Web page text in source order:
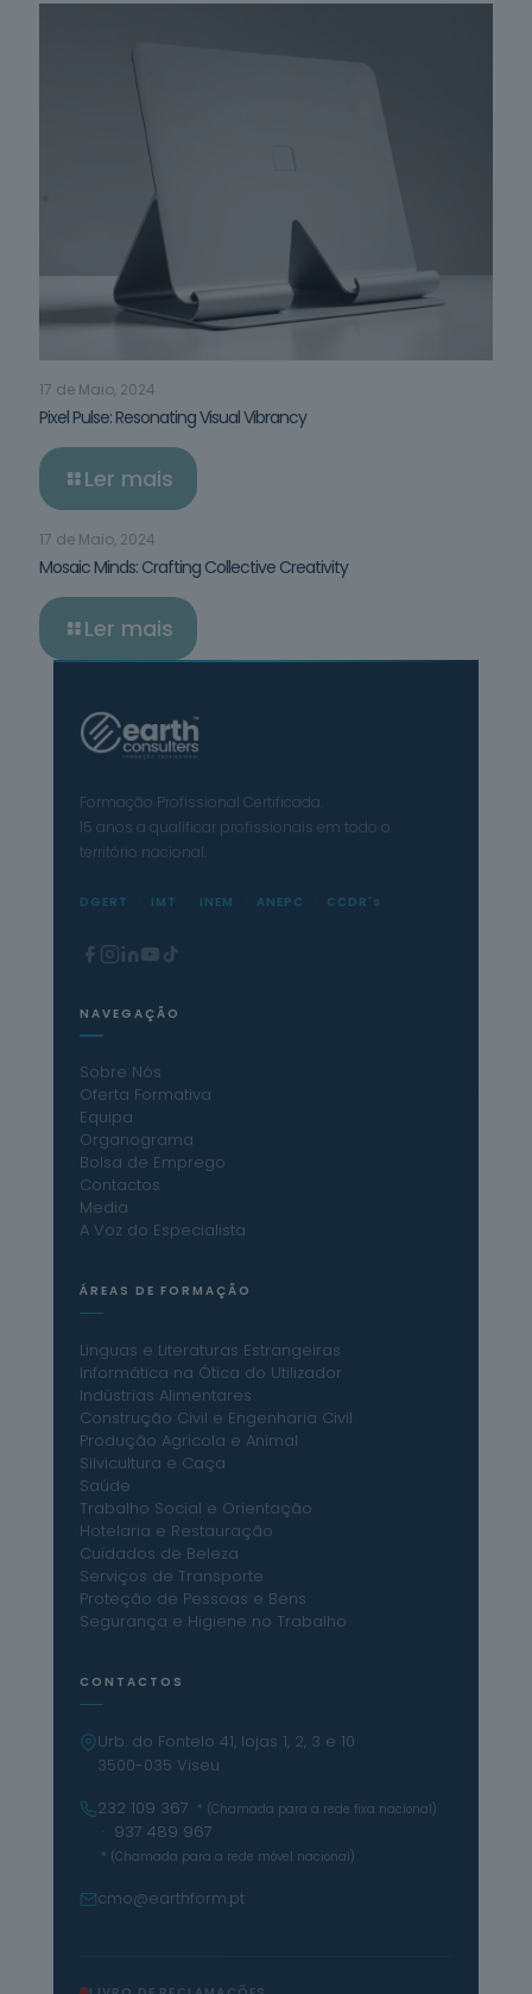
17 de Maio, 2024
Pixel Pulse: Resonating Visual Vibrancy
Ler mais
17 de Maio, 2024
Mosaic Minds: Crafting Collective Creativity
Ler mais
Formação Profissional Certificada.
15 anos a qualificar profissionais em todo o
território nacional.
DGERT IMT INEM ANEPC CCDR's
NAVEGAÇÃO
Sobre Nós
Oferta Formativa
Equipa
Organograma
Bolsa de Emprego
Contactos
Media
A Voz do Especialista
ÁREAS DE FORMAÇÃO
Línguas e Literaturas Estrangeiras
Informática na Ótica do Utilizador
Indústrias Alimentares
Construção Civil e Engenharia Civil
Produção Agrícola e Animal
Silvicultura e Caça
Saúde
Trabalho Social e Orientação
Hotelaria e Restauração
Cuidados de Beleza
Serviços de Transporte
Proteção de Pessoas e Bens
Segurança e Higiene no Trabalho
CONTACTOS
Urb. do Fontelo 41, lojas 1, 2, 3 e 10
3500-035 Viseu
232 109 367
* (Chamada para a rede fixa nacional)
· 937 489 967
* (Chamada para a rede móvel nacional)
cmo@earthform.pt